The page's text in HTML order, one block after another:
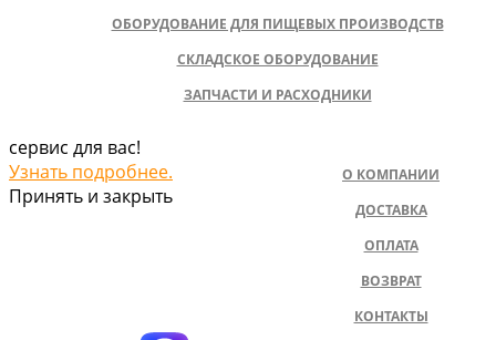
ОБОРУДОВАНИЕ ДЛЯ ПИЩЕВЫХ ПРОИЗВОДСТВ
СКЛАДСКОЕ ОБОРУДОВАНИЕ
ЗАПЧАСТИ И РАСХОДНИКИ
О КОМПАНИИ
ДОСТАВКА
ОПЛАТА
ВОЗВРАТ
КОНТАКТЫ
сервис для вас!
Узнать подробнее.
Принять и закрыть